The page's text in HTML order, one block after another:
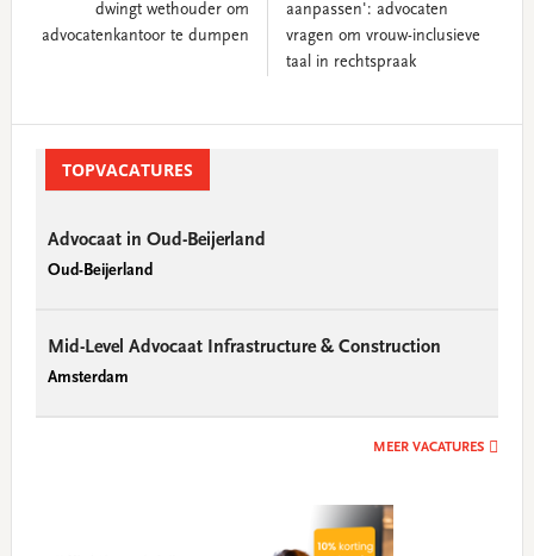
dwingt wethouder om
advocatenkantoor te dumpen
aanpassen': advocaten
vragen om vrouw-inclusieve
taal in rechtspraak
SidebarTOPVACATURES
Advocaat in Oud-Beijerland
Oud-Beijerland
Mid-Level Advocaat Infrastructure & Construction
Amsterdam
MEER VACATURES